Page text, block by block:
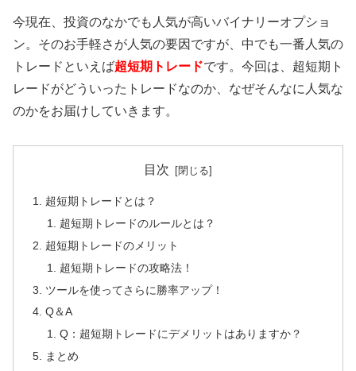
今現在、投資のなかでも人気が高いバイナリーオプショ
ン。そのお手軽さが人気の要因ですが、中でも一番人気の
トレードといえば超短期トレードです。今回は、超短期ト
レードがどういったトレードなのか、なぜそんなに人気な
のかをお届けしていきます。
目次
超短期トレードとは？
超短期トレードのルールとは？
超短期トレードのメリット
超短期トレードの攻略法！
ツールを使ってさらに勝率アップ！
Q＆A
Q：超短期トレードにデメリットはありますか？
まとめ